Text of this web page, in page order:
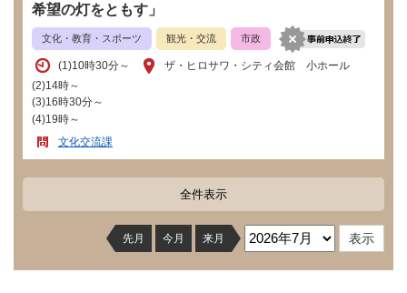
希望の灯をともす」
文化・教育・スポーツ 観光・交流 市政
​(1)10時30分～
(2)14時～
(3)16時30分～
(4)19時～
ザ・ヒロサワ・シティ会館 小ホール
文化交流課
全件表示
先月 今月 来月